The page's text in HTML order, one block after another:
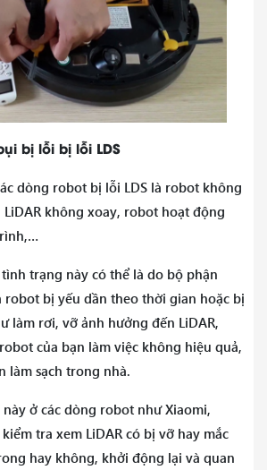
bị lỗi bị lỗi LDS
dòng robot bị lỗi LDS là robot không
không xoay, robot hoạt động
trạng này có thể là do bộ phận
robot bị yếu dần theo thời gian hoặc bị
làm rơi, vỡ ảnh hưởng đến LiDAR,
của bạn làm việc không hiệu quả,
làm sạch trong nhà.
ở các dòng robot như Xiaomi,
tra xem LiDAR có bị vỡ hay mắc
hay không, khởi động lại và quan